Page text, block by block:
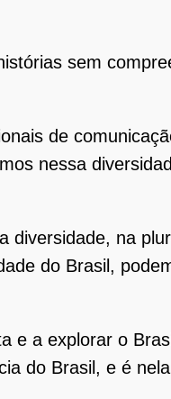
sem
de
nessa
na
do Brasil,
e a explorar o
do Brasil, e é